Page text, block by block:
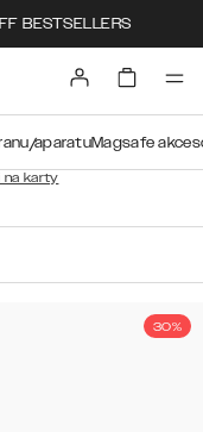
BESTSELLERS
na karty
aparatuMagsafe
30%